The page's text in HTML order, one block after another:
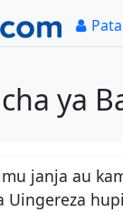
ya
janja au
Uingereza